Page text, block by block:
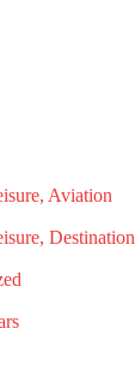
Aviation